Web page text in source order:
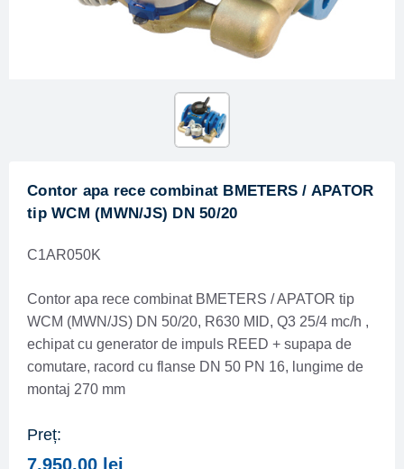
Contor apa rece combinat BMETERS / APATOR
tip WCM (MWN/JS) DN 50/20
C1AR050K
Contor apa rece combinat BMETERS / APATOR tip
WCM (MWN/JS) DN 50/20, R630 MID, Q3 25/4 mc/h ,
echipat cu generator de impuls REED + supapa de
comutare, racord cu flanse DN 50 PN 16, lungime de
montaj 270 mm
Preț:
7.950,00 lei